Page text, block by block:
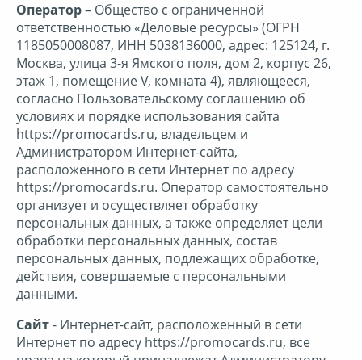
Нижнее белье
Одежда и обувь
Подписки
Продукты
Путешествия
Рестораны
Оператор– Общество с ограниченной
ответственностью «Деловые ресурсы» (ОГРН
1185050008087, ИНН 5038136000, адрес: 125124, г.
Москва, улица 3-я Ямского поля, дом 2, корпус 26,
этаж 1, помещение V, комната 4), являющееся,
согласно Пользовательскому соглашению об
условиях и порядке использования сайта
https://promocards.ru, владельцем и
Администратором Интернет-сайта,
расположенного в сети Интернет по адресу
https://promocards.ru. Оператор самостоятельно
организует и осуществляет обработку
персональных данных, а также определяет цели
обработки персональных данных, состав
персональных данных, подлежащих обработке,
действия, совершаемые с персональными
данными.
Сайт- Интернет-сайт, расположенный в сети
Интернет по адресу https://promocards.ru, все